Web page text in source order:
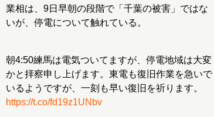
業相は、9日早朝の段階で「千葉の被害」ではな
いが、停電について触れている。
朝4:50練馬は電気ついてますが、停電地域は大変
かと拝察申し上げます。東電も復旧作業を急いで
いるようですが、一刻も早い復旧を祈ります。
https://t.co/fd19z1UNbv